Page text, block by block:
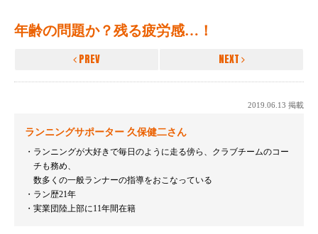
年齢の問題か？残る疲労感…！
PREV NEXT
2019.06.13 掲載
ランニングサポーター 久保健二さん
ランニングが大好きで毎日のように走る傍ら、クラブチームのコー
チも務め、
数多くの一般ランナーの指導をおこなっている
ラン歴21年
実業団陸上部に11年間在籍